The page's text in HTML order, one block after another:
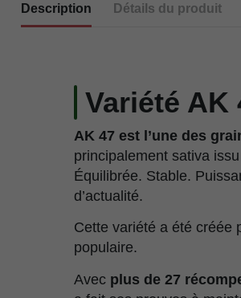
Description Détails du produit
Variété AK
AK 47 est l’une des
principalement sativa
Équilibrée. Stable.
d’actualité.
Cette variété a été créée
populaire.
Avec plus de 27